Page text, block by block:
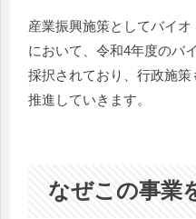
産業振興施策としてバイ
において、令和4年度のバ
採択されており、行政施
推進していきます。
なぜこの事業